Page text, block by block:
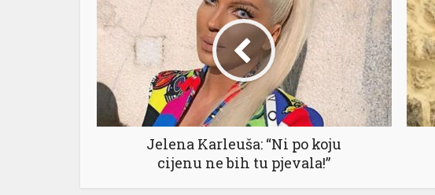
Jelena Karleuša: “Ni po koju
cijenu ne bih tu pjevala!”